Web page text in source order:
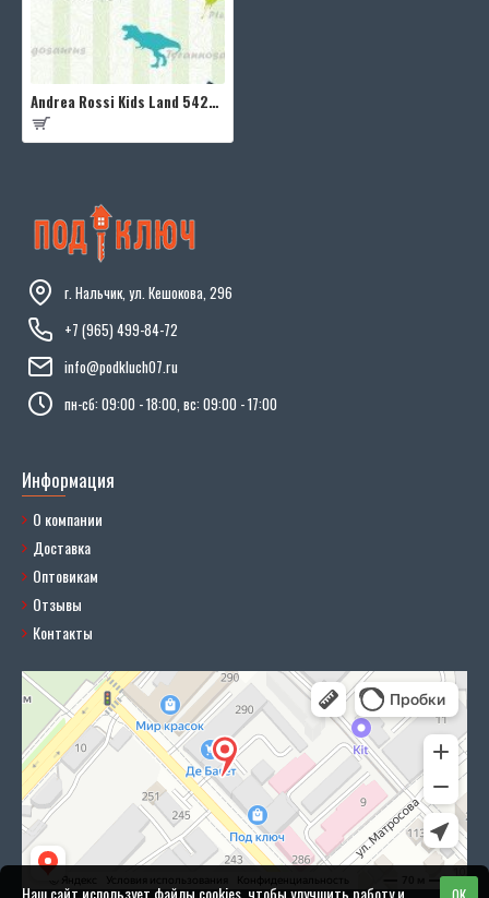
Andrea Rossi Kids Land 54267-1
г. Нальчик, ул. Кешокова, 296
+7 (965) 499-84-72
info@podkluch07.ru
пн-сб: 09:00 - 18:00, вс: 09:00 - 17:00
Информация
О компании
Доставка
Оптовикам
Отзывы
Контакты
Наш сайт использует файлы cookies, чтобы улучшить работу и